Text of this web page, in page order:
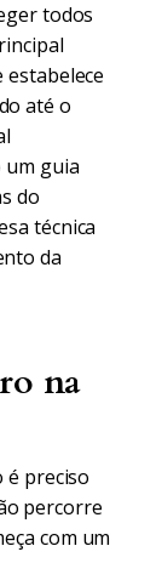
todos
estabelece
até o
um guia
do
técnica
da
na
é preciso
percorre
com um